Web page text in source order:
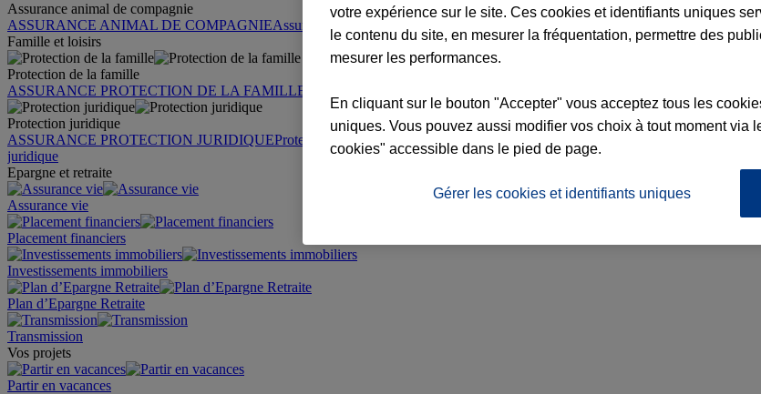
Assurance animal de compagnie
ASSURANCE ANIMAL DE COMPAGNIEAssurance chien Assurance chat
Conseils animal de compagnie
Famille et loisirs
Protection de la famille
ASSURANCE PROTECTION DE LA FAMILLE
Protection juridique
ASSURANCE PROTECTION JURIDIQUEProtection juridique particuliers Protection juridique immobilière
juridique
Epargne et retraite
Assurance vie
Placement financiers
Investissements immobiliers
Plan d’Epargne Retraite
Transmission
Vos projets
Partir en vacances
votre expérience sur le site. Ces cookies et identifiants uniques
le contenu du site, en mesurer la fréquentation, permettre des
mesurer les performances.
En cliquant sur le bouton "Accepter" vous acceptez tous les
uniques. Vous pouvez aussi modifier vos choix à tout moment via
cookies" accessible dans le pied de page.
Gérer les cookies et identifiants uniques